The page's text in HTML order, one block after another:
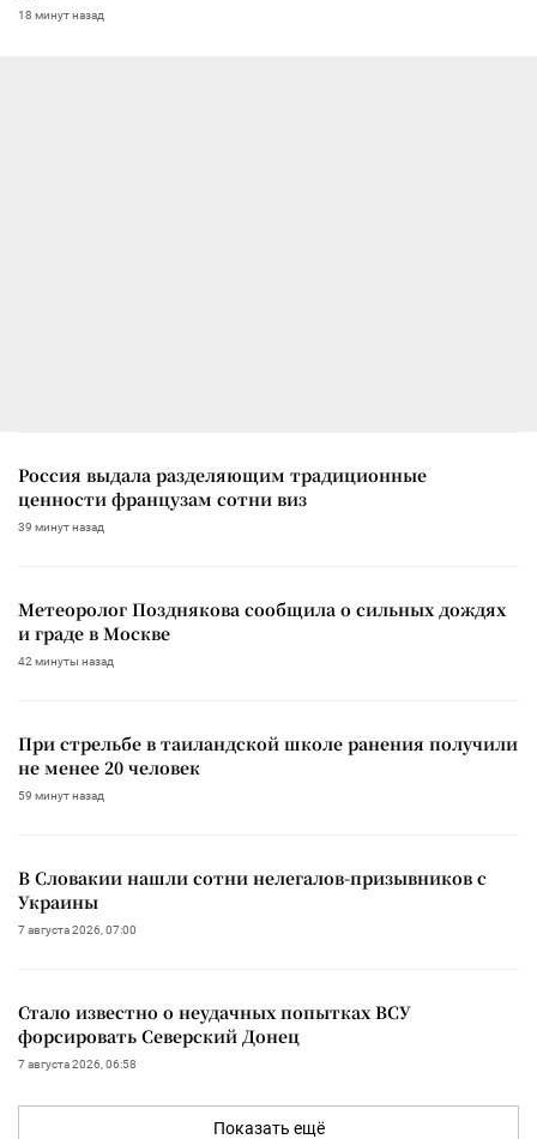
18 минут назад
Россия выдала разделяющим традиционные
ценности французам сотни виз
39 минут назад
Метеоролог Позднякова сообщила о сильных дождях
и граде в Москве
42 минуты назад
При стрельбе в таиландской школе ранения получили
не менее 20 человек
59 минут назад
В Словакии нашли сотни нелегалов-призывников с
Украины
7 августа 2026, 07:00
Стало известно о неудачных попытках ВСУ
форсировать Северский Донец
7 августа 2026, 06:58
Показать ещё